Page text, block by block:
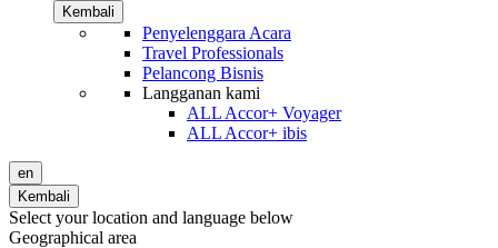
Kembali
Penyelenggara Acara
Travel Professionals
Pelancong Bisnis
Langganan kami
ALL Accor+ Voyager
ALL Accor+ ibis
en
Kembali
Select your location and language below
Geographical area